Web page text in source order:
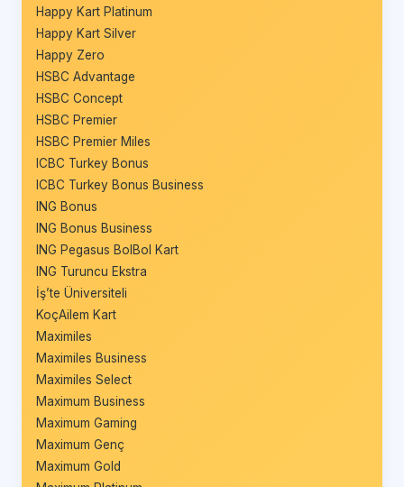
Happy Kart Platinum
Happy Kart Silver
Happy Zero
HSBC Advantage
HSBC Concept
HSBC Premier
HSBC Premier Miles
ICBC Turkey Bonus
ICBC Turkey Bonus Business
ING Bonus
ING Bonus Business
ING Pegasus BolBol Kart
ING Turuncu Ekstra
İş’te Üniversiteli
KoçAilem Kart
Maximiles
Maximiles Business
Maximiles Select
Maximum Business
Maximum Gaming
Maximum Genç
Maximum Gold